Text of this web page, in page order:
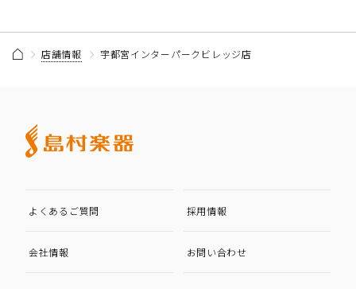
店舗情報 宇都宮インターパークビレッジ店
よくあるご質問 採用情報
会社情報 お問い合わせ